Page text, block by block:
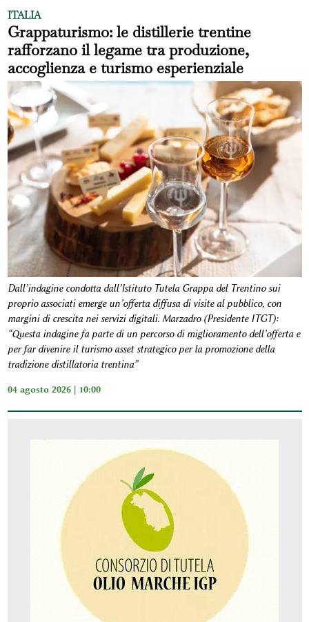
ITALIA
Grappaturismo: le distillerie trentine
rafforzano il legame tra produzione,
accoglienza e turismo esperienziale
Dall’indagine condotta dall’Istituto Tutela Grappa del Trentino sui
proprio associati emerge un’offerta diffusa di visite al pubblico, con
margini di crescita nei servizi digitali. Marzadro (Presidente ITGT):
“Questa indagine fa parte di un percorso di miglioramento dell’offerta e
per far divenire il turismo asset strategico per la promozione della
tradizione distillatoria trentina”
04 agosto 2026 | 10:00